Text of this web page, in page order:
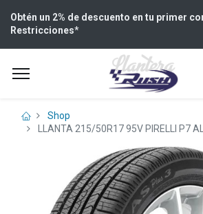
Obtén un 2% de descuento en tu primer
Restricciones*
Shop
LLANTA 215/50R17 95V PIRELLI P7